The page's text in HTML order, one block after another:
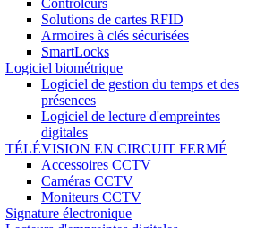
Solutions de cartes RFID
Armoires à clés sécurisées
SmartLocks
Logiciel biométrique
Logiciel de gestion du temps et des
présences
Logiciel de lecture d'empreintes
digitales
TÉLÉVISION EN CIRCUIT FERMÉ
Accessoires CCTV
Caméras CCTV
Moniteurs CCTV
Signature électronique